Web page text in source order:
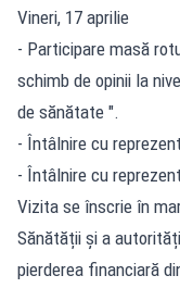
Vineri, 17 aprilie
- Participare masă
schimb de opinii la
de sănătate ".
- Întâlnire cu
- Întâlnire cu
Vizita se înscrie în
Sănătății și a
pierderea financiară